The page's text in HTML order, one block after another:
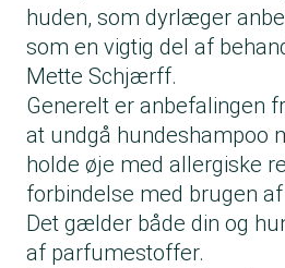
huden, som dyrlæger
som en vigtig del af
Mette Schjærff.
Generelt er anbefalingen
at undgå hundeshampoo
holde øje med allergiske
forbindelse med brugen
Det gælder både din og
af parfumestoffer.